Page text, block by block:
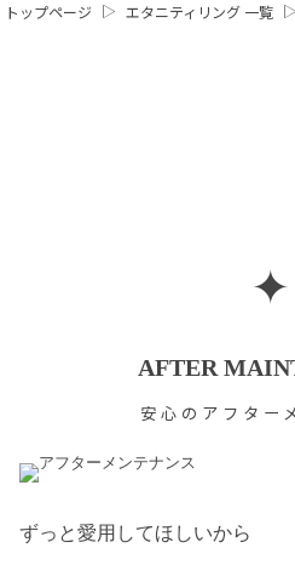
トップページ エタニティリング 一覧
✦
AFTER
安心のアフター
ずっと愛用してほしいから